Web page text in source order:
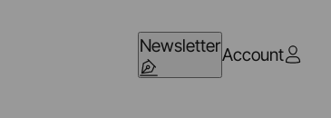
NewsletterAccount